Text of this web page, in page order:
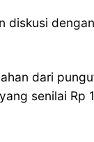
diskusi
dari
senilai Rp